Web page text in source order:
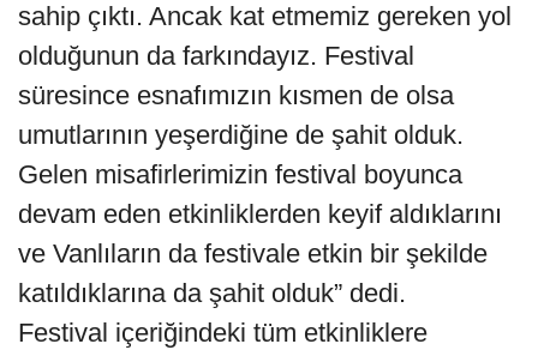
sahip çıktı. Ancak kat etmemiz gereken yol
olduğunun da farkındayız. Festival
süresince esnafımızın kısmen de olsa
umutlarının yeşerdiğine de şahit olduk.
Gelen misafirlerimizin festival boyunca
devam eden etkinliklerden keyif aldıklarını
ve Vanlıların da festivale etkin bir şekilde
katıldıklarına da şahit olduk” dedi.
Festival içeriğindeki tüm etkinliklere